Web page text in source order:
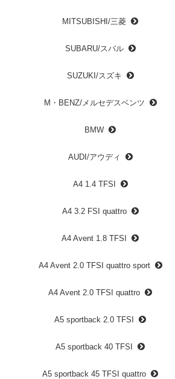
MITSUBISHI/三菱
SUBARU/スバル
SUZUKI/スズキ
M・BENZ/メルセデスベンツ
BMW
AUDI/アウディ
A4 1.4 TFSI
A4 3.2 FSI quattro
A4 Avent 1.8 TFSI
A4 Avent 2.0 TFSI quattro sport
A4 Avent 2.0 TFSI quattro
A5 sportback 2.0 TFSI
A5 sportback 40 TFSI
A5 sportback 45 TFSI quattro